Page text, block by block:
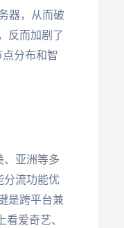
器，从而破
反而加剧了
分布和智
、亚洲等多
分流功能优
是跨平台兼
爱奇艺、